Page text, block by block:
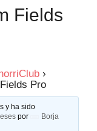
Fields
›
Pro
y ha sido
por
Borja